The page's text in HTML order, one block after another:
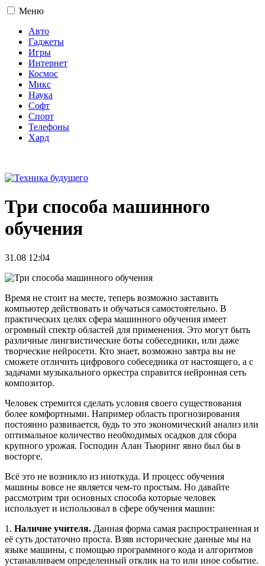
Меню
Авто
Гаджеты
Игры
Интернет
Космос
Микс
Наука
Софт
Спорт
Телефоны
Хард
Три способа машинного
обучения
31.08 12:04
Время не стоит на месте, теперь возможно заставить
компьютер действовать и обучаться самостоятельно. В
практических целях сфера машинного обучения имеет
огромный спектр областей для применения. Это могут быть
различные лингвистические боты собеседники, или даже
творческие нейросети. Кто знает, возможно завтра вы не
сможете отличить цифрового собеседника от настоящего, а с
задачами музыкального оркестра справится нейронная сеть
композитор.
Человек стремится сделать условия своего существования
более комфортными. Например область прогнозирования
постоянно развивается, будь то это экономический анализ или
оптимальное количество необходимых осадков для сбора
крупного урожая. Господин Алан Тьюринг явно был бы в
восторге.
Всё это не возникло из ниоткуда. И процесс обучения
машины вовсе не является чем-то простым. Но давайте
рассмотрим три основных способа которые человек
использует и использовал в сфере обучения машин:
1. Наличие учителя. Данная форма самая распространенная и
её суть достаточно проста. Взяв исторические данные мы на
языке машины, с помощью программного кода и алгоритмов
устанавливаем определенный отклик на то или иное событие.